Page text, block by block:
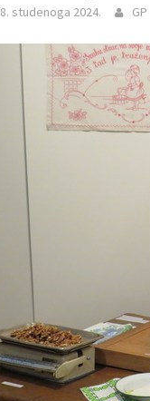
8. studenoga 2024. GP